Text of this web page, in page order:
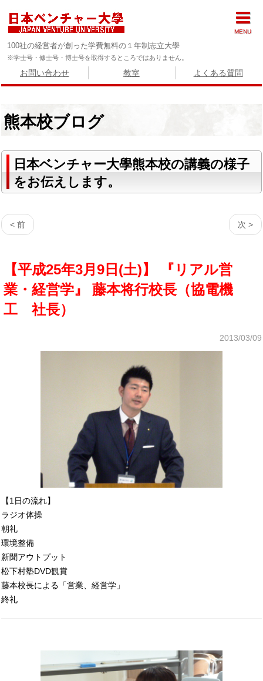
100社の経営者が創った学費無料の１年制志立大學
※学士号・修士号・博士号を取得するところではありません。
お問い合わせ 教室 よくある質問
熊本校ブログ
日本ベンチャー大學熊本校の講義の様子
をお伝えします。
< 前 次 >
【平成25年3月9日(土)】 『リアル営
業・経営学』 藤本将行校長（協電機
工 社長）
2013/03/09
【1日の流れ】
ラジオ体操
朝礼
環境整備
新聞アウトプット
松下村塾DVD観賞
藤本校長による「営業、経営学」
終礼
MENU